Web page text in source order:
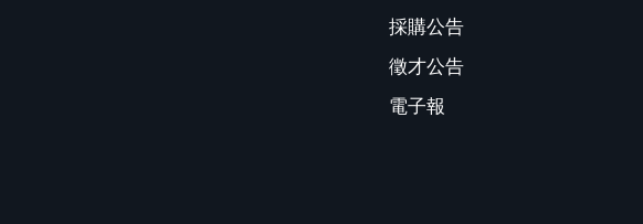
採購公告
徵才公告
電子報